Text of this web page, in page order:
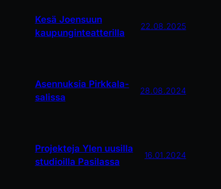
Kesä Joensuun
kaupunginteatterilla
22.08.2025
Asennuksia Pirkkala-
salissa
28.08.2024
Projekteja Ylen uusilla
studioilla Pasilassa
16.01.2024